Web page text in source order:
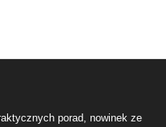
porad, nowinek ze